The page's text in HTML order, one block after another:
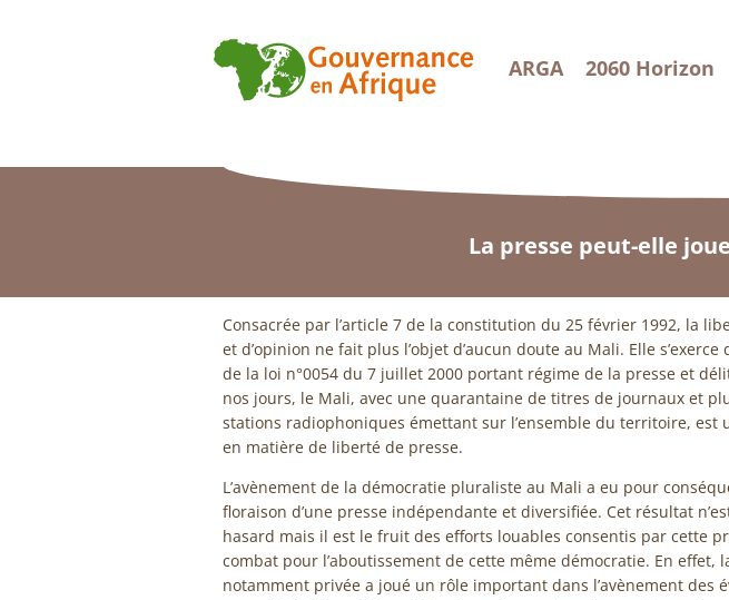
ARGA 2060 Horizon
La presse peut-elle
Consacrée par l’article 7 de la constitution du 25 février 1992, la
et d’opinion ne fait plus l’objet d’aucun doute au Mali. Elle s’exerce
de la loi n°0054 du 7 juillet 2000 portant régime de la presse et
nos jours, le Mali, avec une quarantaine de titres de journaux et
stations radiophoniques émettant sur l’ensemble du territoire, est
en matière de liberté de presse.
L’avènement de la démocratie pluraliste au Mali a eu pour
floraison d’une presse indépendante et diversifiée. Cet résultat
hasard mais il est le fruit des efforts louables consentis par cette
combat pour l’aboutissement de cette même démocratie. En effet,
notamment privée a joué un rôle important dans l’avènement des